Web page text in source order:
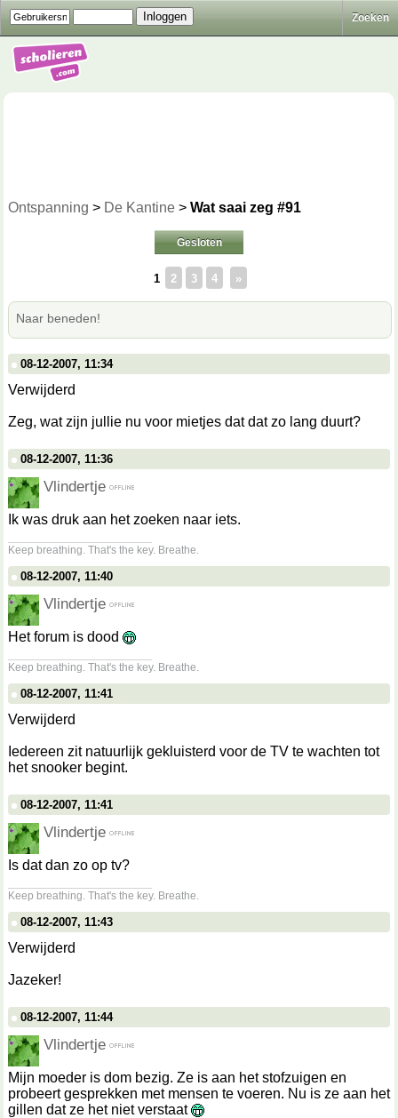
Zoeken
Ontspanning > De Kantine > Wat saai zeg #91
Gesloten
1 2 3 4 »
Naar beneden!
08-12-2007, 11:34
Verwijderd
Zeg, wat zijn jullie nu voor mietjes dat dat zo lang duurt?
08-12-2007, 11:36
Vlindertje
Ik was druk aan het zoeken naar iets.
Keep breathing. That's the key. Breathe.
08-12-2007, 11:40
Vlindertje
Het forum is dood
Keep breathing. That's the key. Breathe.
08-12-2007, 11:41
Verwijderd
Iedereen zit natuurlijk gekluisterd voor de TV te wachten tot
het snooker begint.
08-12-2007, 11:41
Vlindertje
Is dat dan zo op tv?
Keep breathing. That's the key. Breathe.
08-12-2007, 11:43
Verwijderd
Jazeker!
08-12-2007, 11:44
Vlindertje
Mijn moeder is dom bezig. Ze is aan het stofzuigen en
probeert gesprekken met mensen te voeren. Nu is ze aan het
gillen dat ze het niet verstaat